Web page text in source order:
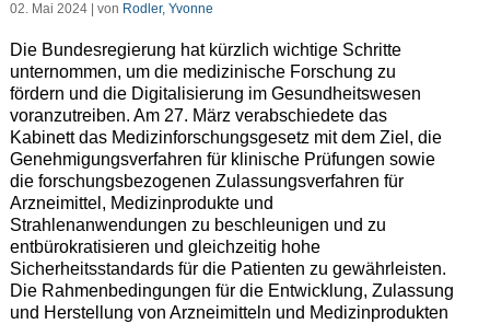
02. Mai 2024 | von Rodler, Yvonne
Die Bundesregierung hat kürzlich wichtige Schritte
unternommen, um die medizinische Forschung zu
fördern und die Digitalisierung im Gesundheitswesen
voranzutreiben. Am 27. März verabschiedete das
Kabinett das Medizinforschungsgesetz mit dem Ziel, die
Genehmigungsverfahren für klinische Prüfungen sowie
die forschungsbezogenen Zulassungsverfahren für
Arzneimittel, Medizinprodukte und
Strahlenanwendungen zu beschleunigen und zu
entbürokratisieren und gleichzeitig hohe
Sicherheitsstandards für die Patienten zu gewährleisten.
Die Rahmenbedingungen für die Entwicklung, Zulassung
und Herstellung von Arzneimitteln und Medizinprodukten